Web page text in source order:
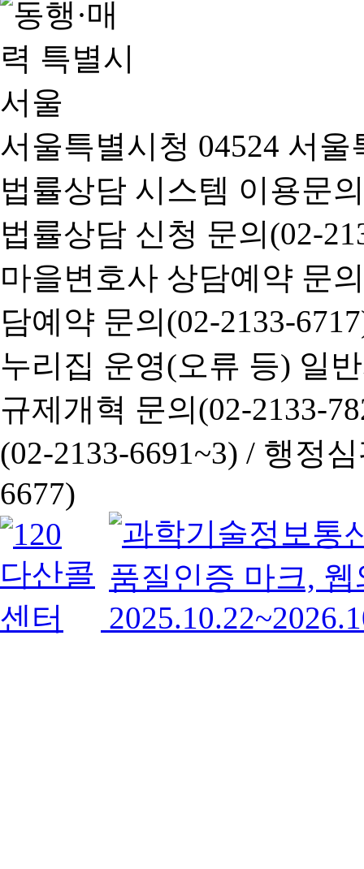
서울특별시청 04524 서
법률상담 시스템 이용문
법률상담 신청 문의(02-
마을변호사 상담예약 문
담예약 문의(02-2133-
누리집 운영(오류 등) 일
규제개혁 문의(02-2133-
(02-2133-6691~3) / 행정심
6677)